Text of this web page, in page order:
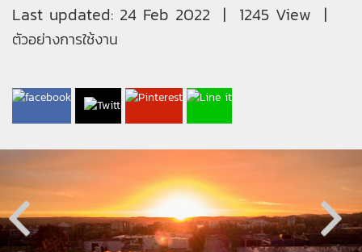
Last updated: 24 Feb 2022 | 1245 View |
ตัวอย่างการใช้งาน